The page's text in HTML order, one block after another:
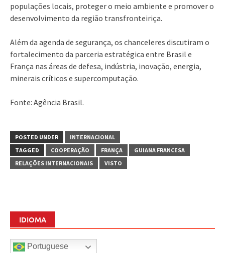
populações locais, proteger o meio ambiente e promover o
desenvolvimento da região transfronteiriça.
Além da agenda de segurança, os chanceleres discutiram o
fortalecimento da parceria estratégica entre Brasil e
França nas áreas de defesa, indústria, inovação, energia,
minerais críticos e supercomputação.
Fonte: Agência Brasil.
POSTED UNDER
INTERNACIONAL
TAGGED
COOPERAÇÃO FRANÇA
GUIANA FRANCESA
RELAÇÕES INTERNACIONAIS
VISTO
IDIOMA
Portuguese